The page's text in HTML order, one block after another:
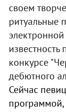
своем
ритуальные
конкурсе
дебютного
Сейчас